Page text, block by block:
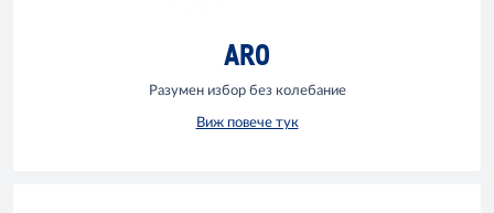
ARO
Разумен избор без колебание
Виж повече тук